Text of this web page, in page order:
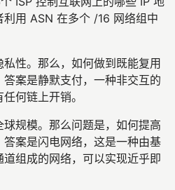
用 ASN 在多个 /16 网络组中
性。那么，如何做到既能复用
案是静默支付，一种非交互的
何链上开销。
规模。那么问题是，如何提高
案是闪电网络，这是一种由基
组成的网络，可以实现近乎即